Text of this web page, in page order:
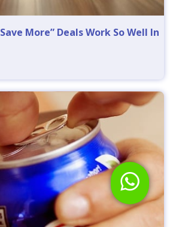
More” Deals Work So Well In